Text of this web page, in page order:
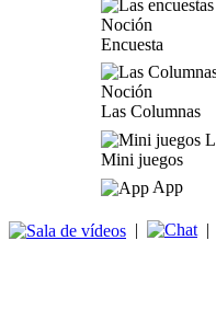
Encuesta
Las Columnas
Mini juegos
App
| |